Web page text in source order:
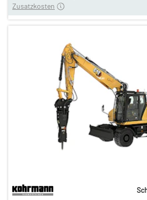
Zusatzkosten